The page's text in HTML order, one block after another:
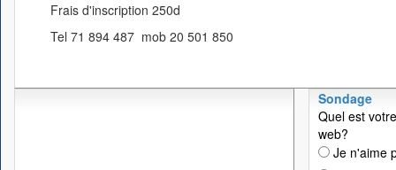
Frais d'inscription 250d
Tel 71 894 487 mob 20 501 850
Sondage
Quel est
web?
Je n'aime